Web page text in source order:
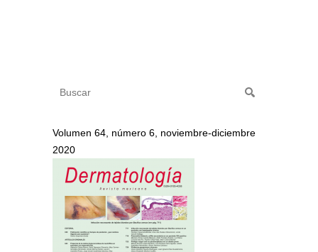
Volumen 64, número 6, noviembre-diciembre
2020